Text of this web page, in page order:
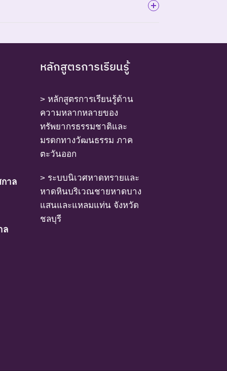
พันธุ์นี้ตัวสุดท้าย
จากแหล่งที่มีการกระจายพันธุ์อยู่ ถ้าปัจจัย
ป็นสาเหตุให้ชนิดพันธุ์นั้นสูญพันธุ์
ม่มีผลกระทบมาก
รงหรือโดยอ้อม ชนิดพันธุ์กลุ่มนี้มีความ
าล
ล
หลักสูตรการเรียนรู้
> หลักสูตรการเรียนรู้ด้าน
ความหลากหลายของ
ทรัพยากรธรรมชาติและ
มรดกทางวัฒนธรรม ภาค
ตะวันออก
> ระบบนิเวศหาดทรายและ
หาดหินบริเวณชายหาดบาง
แสนและแหลมแท่น จังหวัด
ชลบุรี